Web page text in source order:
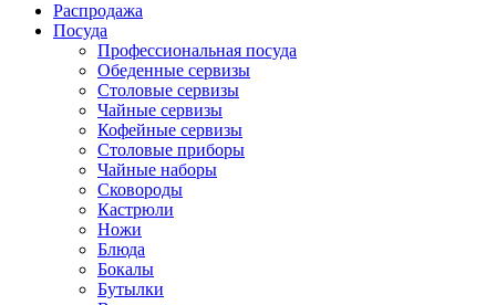
Распродажа
Посуда
Профессиональная посуда
Обеденные сервизы
Столовые сервизы
Чайные сервизы
Кофейные сервизы
Столовые приборы
Чайные наборы
Сковороды
Кастрюли
Ножи
Блюда
Бокалы
Бутылки